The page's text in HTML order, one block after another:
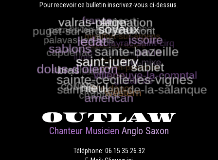
Pour recevoir ce bulletin inscrivez-vous ci-dessus.
OUTLAW
Chanteur Musicien Anglo Saxon
Téléphone: 06.15.35.26.32